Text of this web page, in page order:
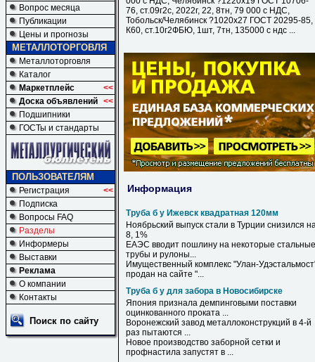
Вопрос месяца
Публикации
Цены и прогнозы
МЕТАЛЛОТОРГОВЛЯ
Металлоторговля
Каталог
Маркетплейс
<<
Доска объявлений <<
Подшипники
ГОСТы и стандарты
ПОЛЬЗОВАТЕЛЯМ
Регистрация
<<
Подписка
Вопросы FAQ
Разделы
Информеры
Выставки
Реклама
О компании
Контакты
Поиск по сайту
76, ст.09г2с, 2022г, 22, 8тн, 79 000 с НДC,
Тобольск/Челябинск ?1020х27 ГОСТ 20295-85,
К60, ст.10г2ФБЮ, 1шт, 7тн, 135000 с ндс ...
Информация
Труба б у Ижевск квадратная 120мм
Ноябрьский выпуск стали в Турции снизился
8, 1%
EАЭC вводит пошлину на некоторые стальные
трубы и рулоны...
Имущественный комплекс "Улан-
продан на сайте "...
Труба б у для забора в Новосибирске
Япония признала демпинговыми поставки
оцинкованного проката ...
Воронежский завод металлоконструкций в 4-й
раз пытаются ...
Новое производство заборной сетки и
профнастила запустят в ...